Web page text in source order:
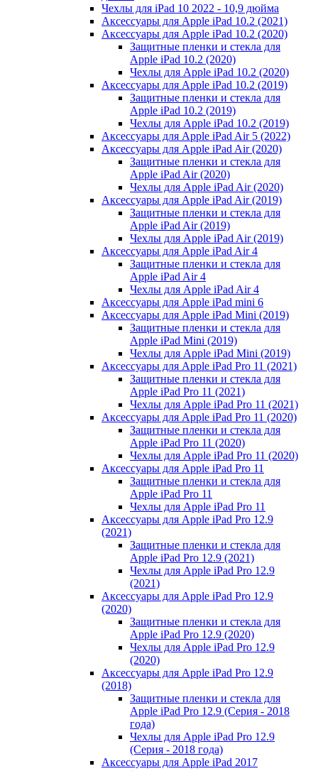
Чехлы для iPad 10 2022 - 10,9 дюйма
Аксессуары для Apple iPad 10.2 (2021)
Аксессуары для Apple iPad 10.2 (2020)
Защитные пленки и стекла для
Apple iPad 10.2 (2020)
Чехлы для Apple iPad 10.2 (2020)
Аксессуары для Apple iPad 10.2 (2019)
Защитные пленки и стекла для
Apple iPad 10.2 (2019)
Чехлы для Apple iPad 10.2 (2019)
Аксессуары для Apple iPad Air 5 (2022)
Аксессуары для Apple iPad Air (2020)
Защитные пленки и стекла для
Apple iPad Air (2020)
Чехлы для Apple iPad Air (2020)
Аксессуары для Apple iPad Air (2019)
Защитные пленки и стекла для
Apple iPad Air (2019)
Чехлы для Apple iPad Air (2019)
Аксессуары для Apple iPad Air 4
Защитные пленки и стекла для
Apple iPad Air 4
Чехлы для Apple iPad Air 4
Аксессуары для Apple iPad mini 6
Аксессуары для Apple iPad Mini (2019)
Защитные пленки и стекла для
Apple iPad Mini (2019)
Чехлы для Apple iPad Mini (2019)
Аксессуары для Apple iPad Pro 11 (2021)
Защитные пленки и стекла для
Apple iPad Pro 11 (2021)
Чехлы для Apple iPad Pro 11 (2021)
Аксессуары для Apple iPad Pro 11 (2020)
Защитные пленки и стекла для
Apple iPad Pro 11 (2020)
Чехлы для Apple iPad Pro 11 (2020)
Аксессуары для Apple iPad Pro 11
Защитные пленки и стекла для
Apple iPad Pro 11
Чехлы для Apple iPad Pro 11
Аксессуары для Apple iPad Pro 12.9
(2021)
Защитные пленки и стекла для
Apple iPad Pro 12.9 (2021)
Чехлы для Apple iPad Pro 12.9
(2021)
Аксессуары для Apple iPad Pro 12.9
(2020)
Защитные пленки и стекла для
Apple iPad Pro 12.9 (2020)
Чехлы для Apple iPad Pro 12.9
(2020)
Аксессуары для Apple iPad Pro 12.9
(2018)
Защитные пленки и стекла для
Apple iPad Pro 12.9 (Серия - 2018
года)
Чехлы для Apple iPad Pro 12.9
(Серия - 2018 года)
Аксессуары для Apple iPad 2017